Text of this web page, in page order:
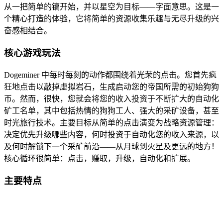
从一把简单的镐开始，并以星空为目标——字面意思。这是一
个精心打造的体验，它将简单的资源收集乐趣与无尽升级的兴
奋感相结合。
核心游戏玩法
Dogeminer 中每时每刻的动作都围绕着光荣的点击。您首先疯
狂地点击以敲掉虚拟岩石，生成启动您的帝国所需的初始狗狗
币。然而，很快，您就会将您的收入投资于不断扩大的自动化
矿工名单，其中包括热情的狗狗工人、强大的采矿设备，甚至
时光旅行技术。主要目标从简单的点击演变为战略资源管理：
决定优先升级哪些内容，何时投资于自动化您的收入来源，以
及何时解锁下一个采矿前沿——从月球到火星及更远的地方！
核心循环很简单：点击，赚取，升级，自动化和扩展。
主要特点